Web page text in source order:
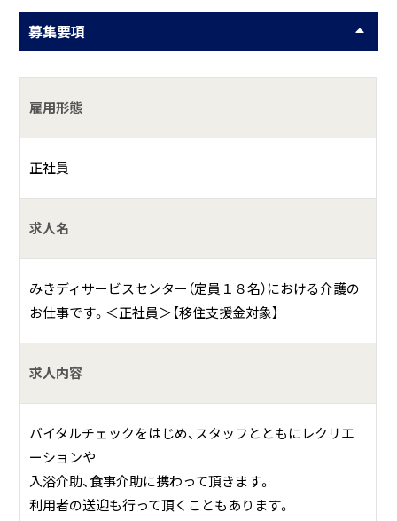
食事・入浴・排せつなどの日常生活介助
利用者様の見守り・声かけ・体調変化の確認
レクリエーションや体操の準備・実施補助
護記録の作成およびスタッフ間の情報共有
送迎業務や移動時のサポート（可能な方）
何をしている会社？
千葉県銚子市で、地域の高齢者の生活を支える老人通所介護
（デイサービス）事業と居宅介護支援事業を行っている会社で
具体的には？
サービスを提供しています。デイサービスでは、入浴・食事・
機能訓練・レクリエーションなどを通じて、利用者様が心身
ともに健康で充実した日常を送れるよう支援しています。
また、居宅介護支援事業ではケアマネジャーが在籍し、ご本
募集要項
雇用形態
正社員
求人名
みきディサービスセンター（定員１８名）における介護の
お仕事です。＜正社員＞【移住支援金対象】
求人内容
バイタルチェックをはじめ、スタッフとともにレクリエ
ーションや
入浴介助、食事介助に携わって頂きます。
利用者の送迎も行って頂くこともあります。